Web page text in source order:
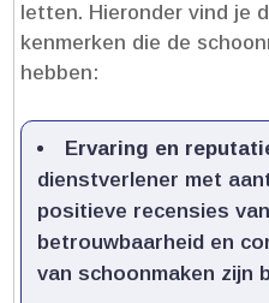
letten.​ Hieronder vind je
kenmerken die de
hebben:
Ervaring en
dienstverlener met
positieve recensies
betrouwbaarheid en
van schoonmaken zijn